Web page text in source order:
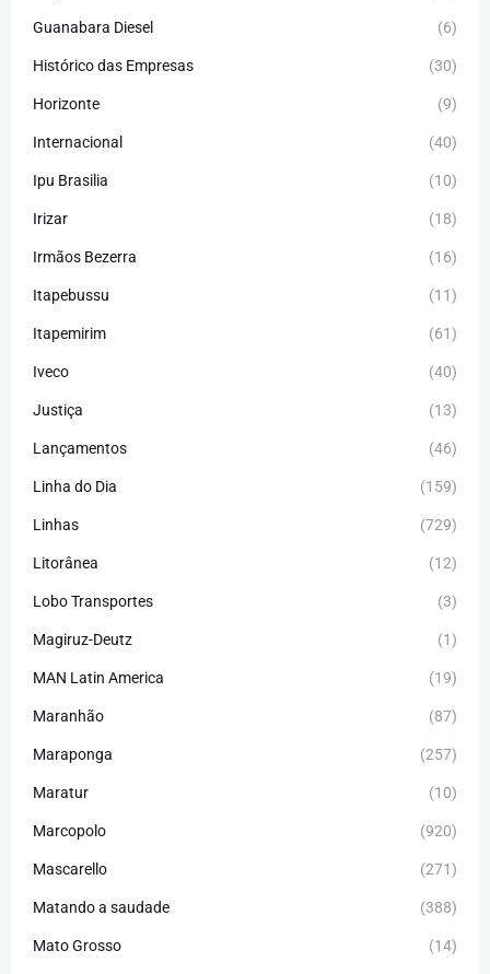
Guanabara Diesel (6)
Histórico das Empresas (30)
Horizonte (9)
Internacional (40)
Ipu Brasilia (10)
Irizar (18)
Irmãos Bezerra (16)
Itapebussu (11)
Itapemirim (61)
Iveco (40)
Justiça (13)
Lançamentos (46)
Linha do Dia (159)
Linhas (729)
Litorânea (12)
Lobo Transportes (3)
Magiruz-Deutz (1)
MAN Latin America (19)
Maranhão (87)
Maraponga (257)
Maratur (10)
Marcopolo (920)
Mascarello (271)
Matando a saudade (388)
Mato Grosso (14)